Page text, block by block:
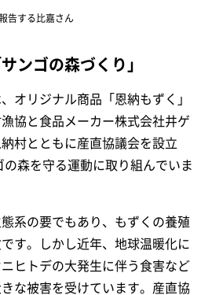
告する比嘉さん
ンゴの森づくり」
オリジナル商品「恩納もずく」
協と食品メーカー株式会社井ゲ
村とともに産直協議会を設立
の森を守る運動に取り組んでいま
系の要でもあり、もずくの養殖
す。しかし近年、地球温暖化に
ヒトデの大発生に伴う食害など
な被害を受けています。産直協